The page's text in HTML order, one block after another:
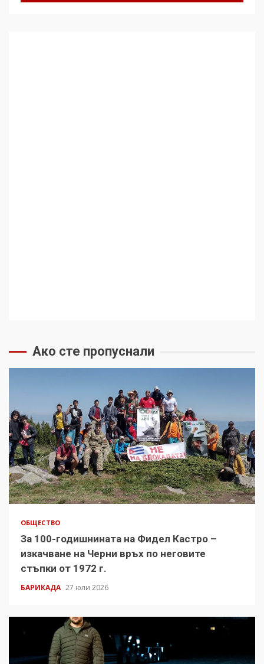
Ако сте пропуснали
ОБЩЕСТВО
За 100-годишнината на Фидел Кастро –
изкачване на Черни връх по неговите
стъпки от 1972 г.
БАРИКАДА 27 юли 2026